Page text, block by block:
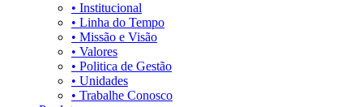
• Institucional
• Linha do Tempo
• Missão e Visão
• Valores
• Politica de Gestão
• Unidades
• Trabalhe Conosco